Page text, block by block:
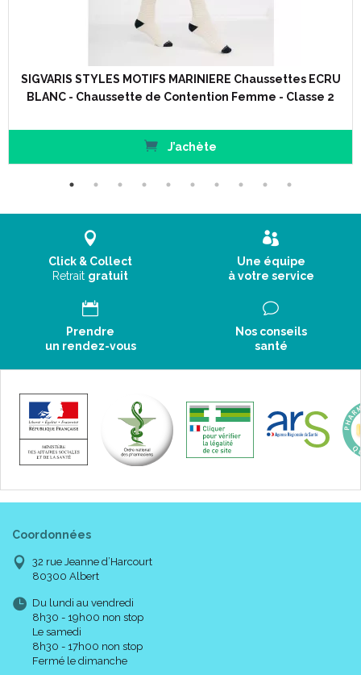
Conseils d' utilisation :
SIGVARIS STYLES MOTIFS MARINIERE Chaussettes ECRU
BLANC - Chaussette de Contention Femme - Classe 2
J’achète
Click & Collect
Retrait gratuit
Une équipe
à votre service
Prendre
un rendez-vous
Nos conseils
santé
Coordonnées
32 rue Jeanne d’Harcourt
80300 Albert
Du lundi au vendredi
8h30 - 19h00 non stop
Le samedi
8h30 - 17h00 non stop
Fermé le dimanche